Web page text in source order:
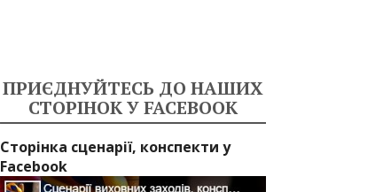
ПРИЄДНУЙТЕСЬ ДО НАШИХ
СТОРІНОК У FACEBOOK
Сторінка сценарії, конспекти у
Facebook